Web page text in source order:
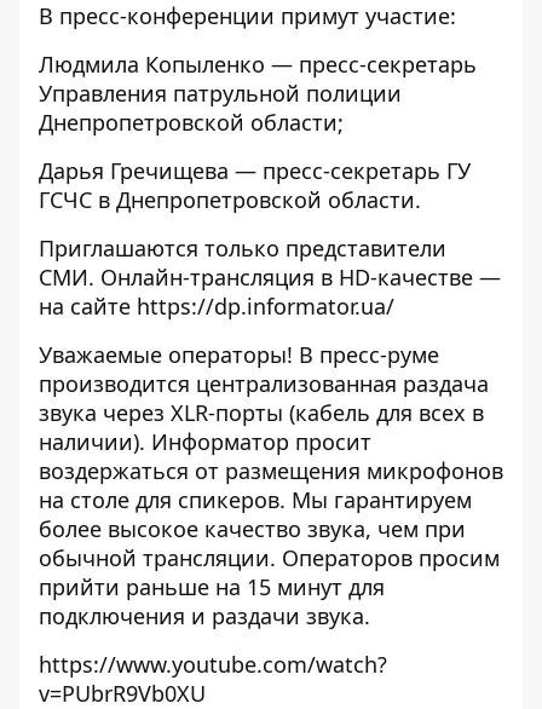
В пресс-конференции примут участие:
Людмила Копыленко — пресс-секретарь
Управления патрульной полиции
Днепропетровской области;
Дарья Гречищева — пресс-секретарь ГУ
ГСЧС в Днепропетровской области.
Приглашаются только представители
СМИ. Онлайн-трансляция в HD-качестве —
на сайте https://dp.informator.ua/
Уважаемые операторы! В пресс-руме
производится централизованная раздача
звука через XLR-порты (кабель для всех в
наличии). Информатор просит
воздержаться от размещения микрофонов
на столе для спикеров. Мы гарантируем
более высокое качество звука, чем при
обычной трансляции. Операторов просим
прийти раньше на 15 минут для
подключения и раздачи звука.
https://www.youtube.com/watch?
v=PUbrR9Vb0XU